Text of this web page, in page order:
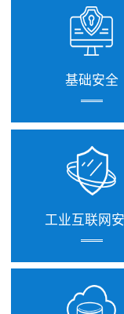
基础安全
工业互联网